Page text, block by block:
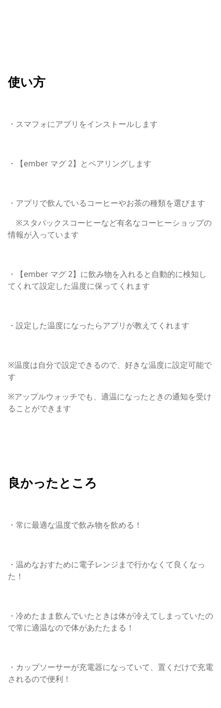
使い方
・スマフォにアプリをインストールします
・【ember マグ 2】とペアリングします
・アプリで飲んでいるコーヒーやお茶の種類を選びます
※スタバックスコーヒーなど有名なコーヒーショップの
情報が入っています
・【ember マグ 2】に飲み物を入れると自動的に検知し
てくれて設定した温度に保ってくれます
・設定した温度になったらアプリが教えてくれます
※温度は自分で設定できるので、好きな温度に設定可能で
す
※アップルウォッチでも、適温になったときの通知を受け
ることができます
良かったところ
・常に最適な温度で飲み物を飲める！
・温めなおすために電子レンジまで行かなくて良くなっ
た！
・冷めたまま飲んでいたときは体が冷えてしまっていたの
で常に適温なので体があたたまる！
・カップソーサーが充電器になっていて、置くだけで充電
されるので便利！